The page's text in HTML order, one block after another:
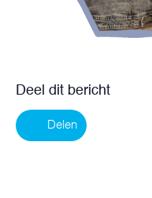
Deel dit bericht
Delen